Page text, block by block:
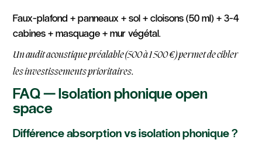
Faux-plafond + panneaux + sol + cloisons (50 ml) + 3-4
cabines + masquage + mur végétal.
Un audit acoustique préalable (500 à 1 500 €) permet de cibler
les investissements prioritaires.
FAQ — Isolation phonique open
space
Différence absorption vs isolation phonique ?